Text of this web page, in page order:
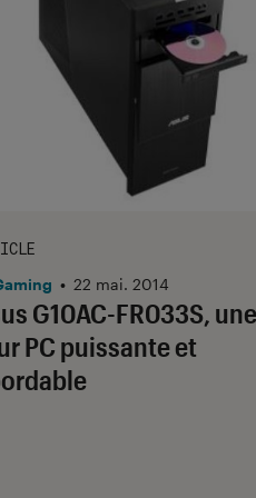
G10AC-FR033S, une
PC puissante et
• 22 mai. 2014